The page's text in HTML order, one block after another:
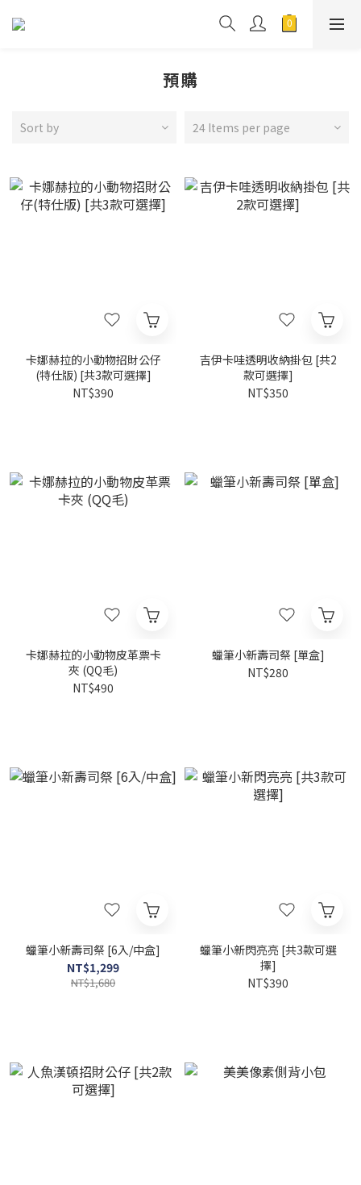
預購
Sort by 24 Items per page
卡娜赫拉的小動物招財公仔
(特仕版) [共3款可選擇]
NT$390
吉伊卡哇透明收納掛包 [共2
款可選擇]
NT$350
卡娜赫拉的小動物皮革票卡
夾 (QQ毛)
NT$490
蠟筆小新壽司祭 [單盒]
NT$280
蠟筆小新壽司祭 [6入/中盒]
NT$1,299
NT$1,680
蠟筆小新閃亮亮 [共3款可選
擇]
NT$390